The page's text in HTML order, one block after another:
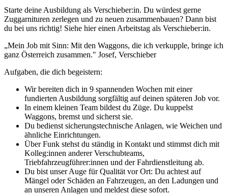
Starte deine Ausbildung als Verschieber:in. Du würdest gerne
Zuggarnituren zerlegen und zu neuen zusammenbauen? Dann bist
du bei uns richtig! Siehe hier einen Arbeitstag als Verschieber:in.
„Mein Job mit Sinn: Mit den Waggons, die ich verkupple, bringe ich
ganz Österreich zusammen." Josef, Verschieber
Aufgaben, die dich begeistern:
Wir bereiten dich in 9 spannenden Wochen mit einer
fundierten Ausbildung sorgfältig auf deinen späteren Job vor.
In einem kleinen Team bildest du Züge. Du kuppelst
Waggons, bremst und sicherst sie.
Du bedienst sicherungstechnische Anlagen, wie Weichen und
ähnliche Einrichtungen.
Über Funk stehst du ständig in Kontakt und stimmst dich mit
Kolleg:innen anderer Verschubteams,
Triebfahrzeugführer:innen und der Fahrdienstleitung ab.
Du bist unser Auge für Qualität vor Ort: Du achtest auf
Mängel oder Schäden an Fahrzeugen, an den Ladungen und
an unseren Anlagen und meldest diese sofort.